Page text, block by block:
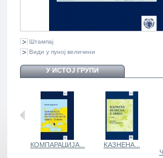
Штампај
Види у пуној величини
У ИСТОЈ ГРУПИ
КОМПАРАЦИЈА...
KAЗНЕНА...